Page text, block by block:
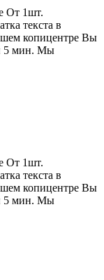
От 1шт.
текста в
копицентре Вы
5 мин. Мы
От 1шт.
текста в
копицентре Вы
5 мин. Мы